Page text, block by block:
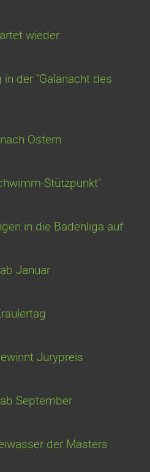
wieder
der "Galanacht des
Ostern
Stützpunkt"
in die Badenliga auf
Januar
Jurypreis
September
der Masters